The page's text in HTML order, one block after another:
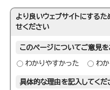
より良いウェブサイトにする
せください
このページについてご意見
わかりやすかった わ
具体的な理由を記入してくだ